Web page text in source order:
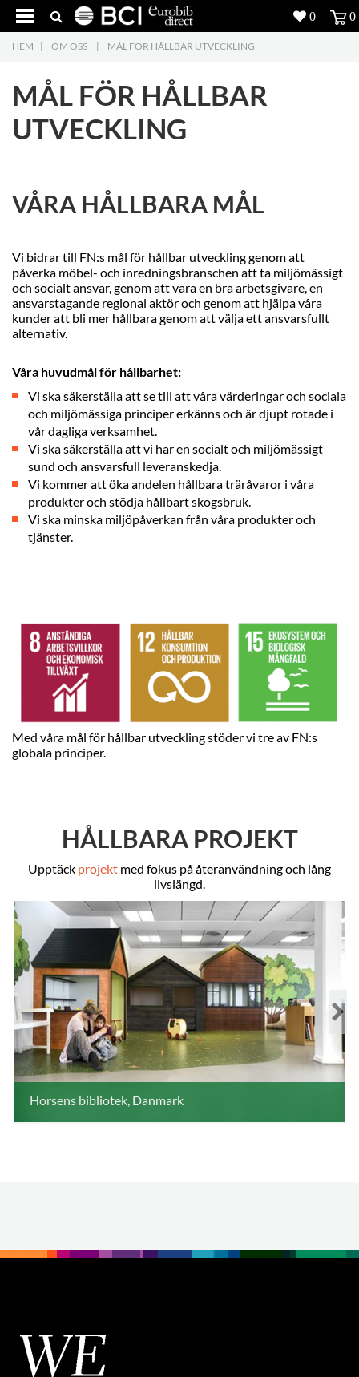
4
Produkter
Projekt
Inspiration
7
Om oss
Kontakt
HEM | OM OSS | MÅL FÖR HÅLLBAR UTVECKLING
MÅL FÖR HÅLLBAR
UTVECKLING
VÅRA HÅLLBARA MÅL
Vi bidrar till FN:s mål för hållbar utveckling genom att
påverka möbel- och inredningsbranschen att ta miljömässigt
och socialt ansvar, genom att vara en bra arbetsgivare, en
ansvarstagande regional aktör och genom att hjälpa våra
kunder att bli mer hållbara genom att välja ett ansvarsfullt
alternativ.
Våra huvudmål för hållbarhet:
Vi ska säkerställa att se till att våra värderingar och sociala
och miljömässiga principer erkänns och är djupt rotade i
vår dagliga verksamhet.
Vi ska säkerställa att vi har en socialt och miljömässigt
sund och ansvarsfull leveranskedja.
Vi kommer att öka andelen hållbara träråvaror i våra
produkter och stödja hållbart skogsbruk.
Vi ska minska miljöpåverkan från våra produkter och
tjänster.
Med våra mål för hållbar utveckling stöder vi tre av FN:s
globala principer.
HÅLLBARA PROJEKT
Upptäck projekt med fokus på återanvändning och lång
livslängd.
Horsens bibliotek, Danmark
0 0